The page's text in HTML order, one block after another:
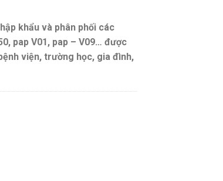
khẩu và phân phối các
pap V01, pap – V09… được
viện, trường học, gia đình,